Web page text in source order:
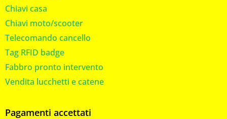
Chiavi casa
Chiavi moto/scooter
Telecomando cancello
Tag RFID badge
Fabbro pronto intervento
Vendita lucchetti e catene
Pagamenti accettati